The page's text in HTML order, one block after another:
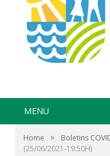
MENU
Home » Boletins
(25/06/2021-19:50H)